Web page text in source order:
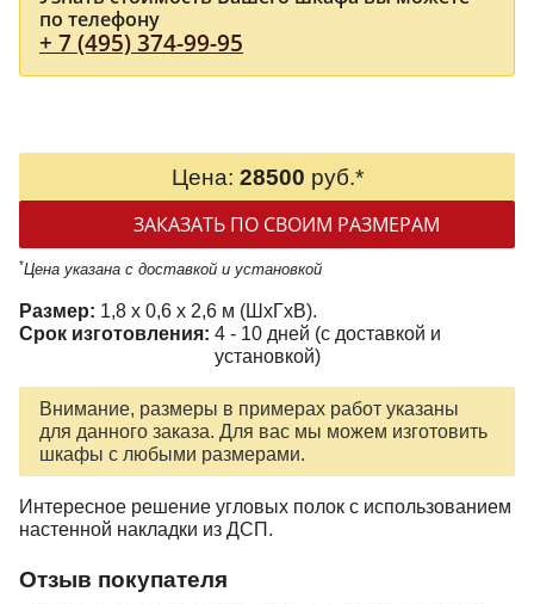
по телефону
+ 7 (495) 374-99-95
Цена: 28500 руб.*
ЗАКАЗАТЬ ПО СВОИМ РАЗМЕРАМ
*Цена указана с доставкой и установкой
Размер: 1,8 x 0,6 x 2,6 м (ШxГxВ).
Срок изготовления: 4 - 10 дней (с доставкой и
установкой)
Внимание, размеры в примерах работ указаны
для данного заказа. Для вас мы можем изготовить
шкафы с любыми размерами.
Интересное решение угловых полок с использованием
настенной накладки из ДСП.
Отзыв покупателя